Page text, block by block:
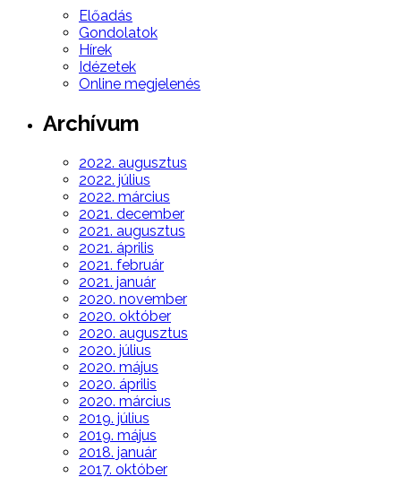
Előadás
Gondolatok
Hírek
Idézetek
Online megjelenés
Archívum
2022. augusztus
2022. július
2022. március
2021. december
2021. augusztus
2021. április
2021. február
2021. január
2020. november
2020. október
2020. augusztus
2020. július
2020. május
2020. április
2020. március
2019. július
2019. május
2018. január
2017. október